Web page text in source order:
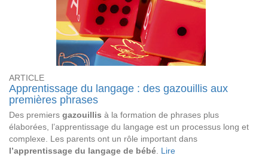
ARTICLE
Apprentissage du langage : des gazouillis aux
premières phrases
Des premiers gazouillis à la formation de phrases plus
élaborées, l’apprentissage du langage est un processus long et
complexe. Les parents ont un rôle important dans
l’apprentissage du langage de bébé Lire